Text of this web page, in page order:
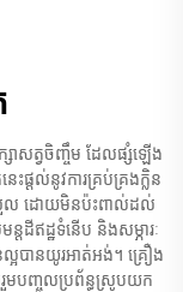
ក្សាសត្វចិញ្ចឹម ដែលផ្សំឡើង​
ផ្តល់នូវ​ការគ្រប់គ្រងក្លិន​
រួល ដោយមិនប៉ះពាល់​ដល់
ន្តដីឥដ្ឋ​ទំនើប និង​សម្ភារៈ
អ​បាន​យូរ​អាត់អង់។ គ្រឿង
មបញ្ចូល​ប្រព័ន្ធស្រូបយក​